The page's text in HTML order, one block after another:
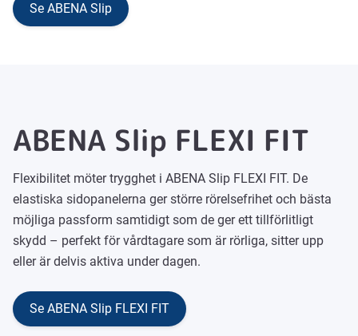
Se ABENA Slip
ABENA Slip FLEXI FIT
Flexibilitet möter trygghet i ABENA Slip FLEXI FIT. De
elastiska sidopanelerna ger större rörelsefrihet och bästa
möjliga passform samtidigt som de ger ett tillförlitligt
skydd – perfekt för vårdtagare som är rörliga, sitter upp
eller är delvis aktiva under dagen.
Se ABENA Slip FLEXI FIT